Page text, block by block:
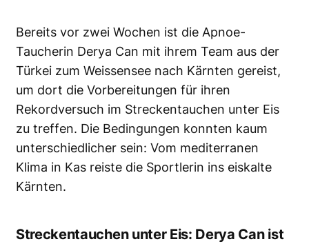
Bereits vor zwei Wochen ist die Apnoe-
Taucherin Derya Can mit ihrem Team aus der
Türkei zum Weissensee nach Kärnten gereist,
um dort die Vorbereitungen für ihren
Rekordversuch im Streckentauchen unter Eis
zu treffen. Die Bedingungen konnten kaum
unterschiedlicher sein: Vom mediterranen
Klima in Kas reiste die Sportlerin ins eiskalte
Kärnten.
Streckentauchen unter Eis: Derya Can ist